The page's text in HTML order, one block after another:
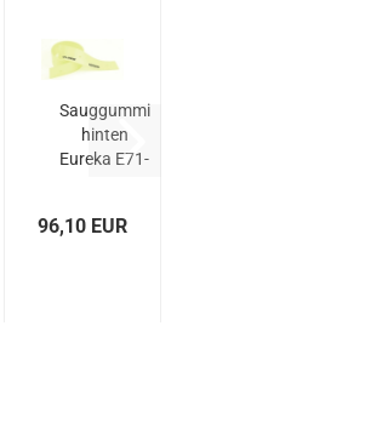
Sauggummi
hinten
Eureka E71-
96,10 EUR